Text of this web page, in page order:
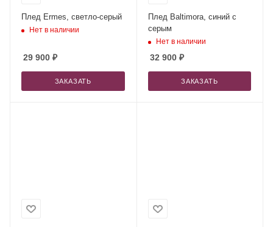
Плед Ermes, светло-серый
Нет в наличии
29 900 ₽
ЗАКАЗАТЬ
Плед Baltimora, синий с
серым
Нет в наличии
32 900₽
ЗАКАЗАТЬ